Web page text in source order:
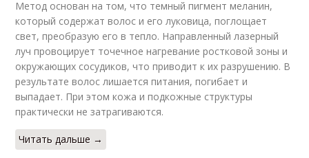
Метод основан на том, что темный пигмент меланин,
который содержат волос и его луковица, поглощает
свет, преобразую его в тепло. Направленный лазерный
луч провоцирует точечное нагревание ростковой зоны и
окружающих сосудиков, что приводит к их разрушению. В
результате волос лишается питания, погибает и
выпадает. При этом кожа и подкожные структуры
практически не затрагиваются.
Читать дальше →